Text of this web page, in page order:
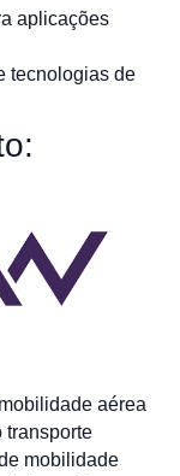
aplicações
tecnologias de
aérea
transporte
mobilidade